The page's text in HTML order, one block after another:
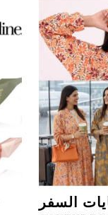
السفر |